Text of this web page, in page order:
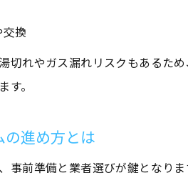
水回りリフォー
給湯器の異常サ
故障前にできる
換
切れやガス漏れリスクもあるた
。
進め方とは
事前準備と業者選びが鍵となり